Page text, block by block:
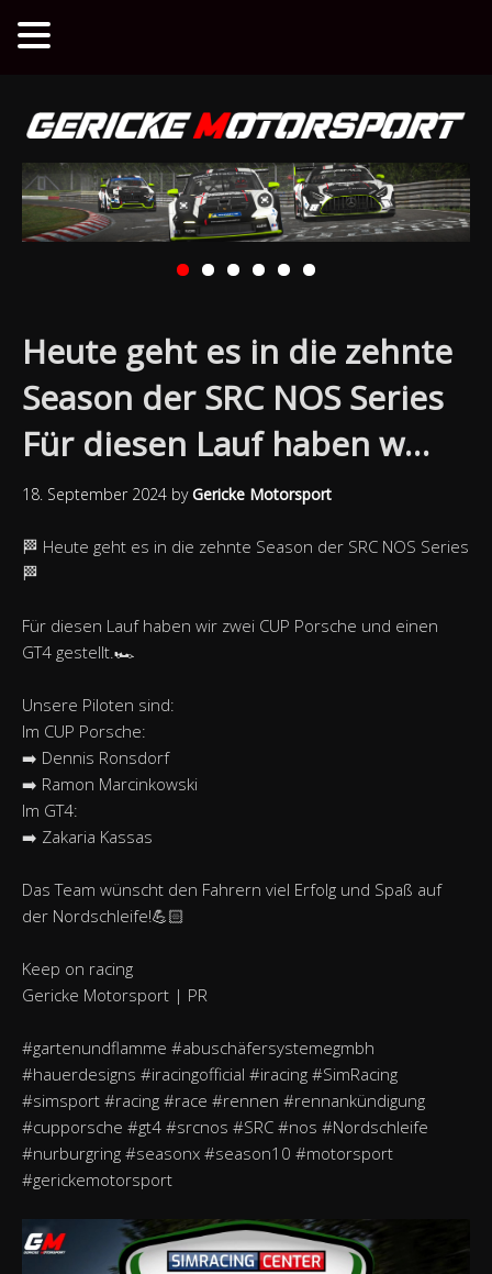
Heute geht es in die zehnte
Season der SRC NOS Series
Für diesen Lauf haben w…
18. September 2024 byGericke Motorsport
🏁 Heute geht es in die zehnte Season der SRC NOS Series
🏁
Für diesen Lauf haben wir zwei CUP Porsche und einen
GT4 gestellt.🏎️
Unsere Piloten sind:
Im CUP Porsche:
➡️ Dennis Ronsdorf
➡️ Ramon Marcinkowski
Im GT4:
➡️ Zakaria Kassas
Das Team wünscht den Fahrern viel Erfolg und Spaß auf
der Nordschleife!💪🏻
Keep on racing
Gericke Motorsport | PR
#gartenundflamme #abuschäfersystemegmbh
#hauerdesigns #iracingofficial #iracing #SimRacing
#simsport #racing #race #rennen #rennankündigung
#cupporsche #gt4 #srcnos #SRC #nos #Nordschleife
#nurburgring #seasonx #season10 #motorsport
#gerickemotorsport